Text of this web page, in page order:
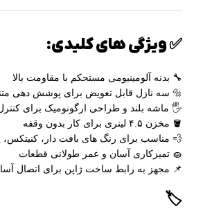
✅ ویژگی‌ های کلیدی:
🔧 بدنه آلومینیومی مستحکم با مقاومت بالا
🔩 سه نازل قابل تعویض برای پوشش‌ دهی
🖐️ ماشه بلند و طراحی ارگونومیک برای
🪣 مخزن ۴.۵ لیتری برای کار بدون وقفه
💨 مناسب برای رنگ‌ های بافت‌ دار،
🧽 تمیزکاری آسان و عمر طولانی قطعات
📌 مجهز به رابط ساخت ژاپن برای اتصال
🏷️